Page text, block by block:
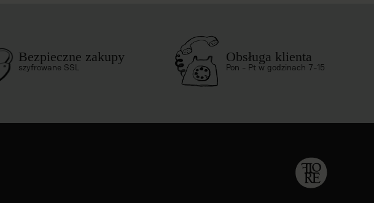
Bezpieczne zakupy
szyfrowane SSL
Obsługa klienta
Pon - Pt w godzinach 7-15